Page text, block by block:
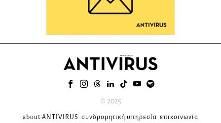
© 2025
about ANTIVIRUS συνδρομητική υπηρεσία επικοινωνία